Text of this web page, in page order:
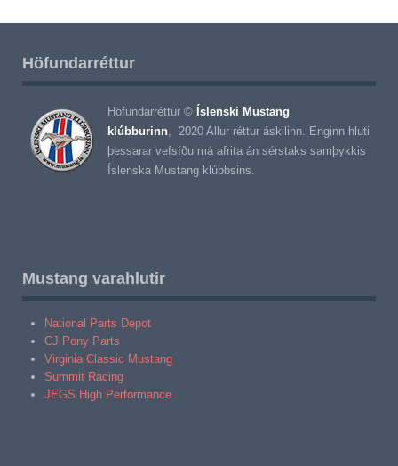
Höfundarréttur
Höfundarréttur © Íslenski Mustang
klúbburinn, 2020 Allur réttur áskilinn. Enginn hluti
þessarar vefsíðu má afrita án sérstaks samþykkis
Íslenska Mustang klúbbsins.
Mustang varahlutir
National Parts Depot
CJ Pony Parts
Virginia Classic Mustang
Summit Racing
JEGS High Performance